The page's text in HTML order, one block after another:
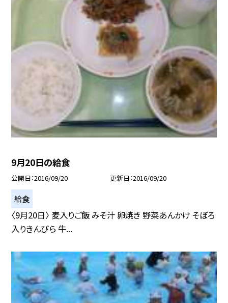
9月20日の給食
公開日 2016/09/20 更新日 2016/09/20
給食
〈9月20日〉 麦入りご飯 みそ汁 卵焼き 野菜あんかけ そぼろ
入りきんぴら 牛...